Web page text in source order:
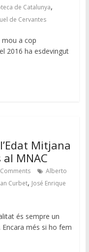
de Catalunya,
de Cervantes
mou a cop
2016 ha esdevingut
Mitjana
MNAC
Alberto
Curbet, José Enrique
és sempre un
més si ho fem